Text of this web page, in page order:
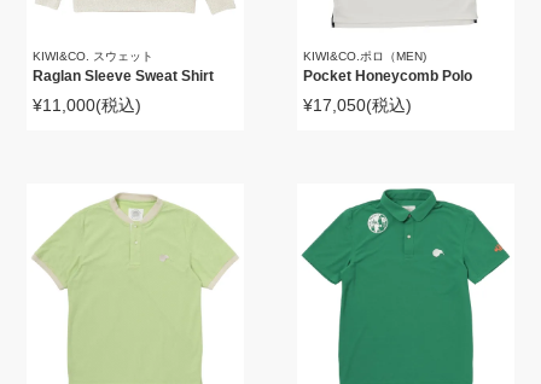
KIWI&CO. スウェット
Raglan Sleeve Sweat Shirt
¥11,000(税込)
KIWI&CO.ポロ（MEN)
Pocket Honeycomb Polo
¥17,050(税込)